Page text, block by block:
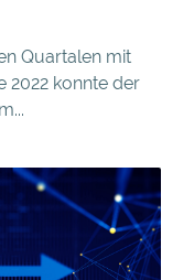
Quartalen mit
2022 konnte der